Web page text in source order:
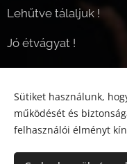
Lehűtve tálaljuk !
Jó étvágyat !
Share
Sütiket használunk,
működését és
felhasználói élményt